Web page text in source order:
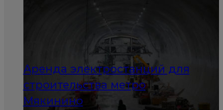
Аренда электростанций для
строительства метро
Мякинино